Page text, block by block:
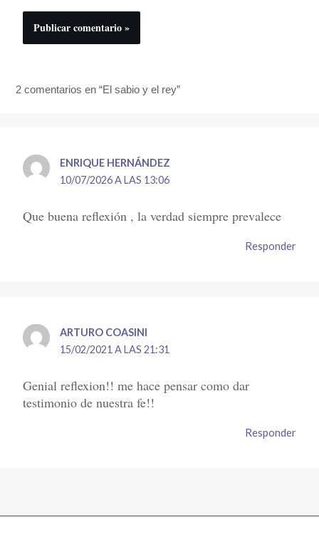
2 comentarios en “El sabio y el rey”
ENRIQUE HERNÁNDEZ
10/07/2026 A LAS 13:06
Que buena reflexión , la verdad siempre prevalece
Responder
ARTURO COASINI
15/02/2021 A LAS 21:31
Genial reflexion!! me hace pensar como dar
testimonio de nuestra fe!!
Responder